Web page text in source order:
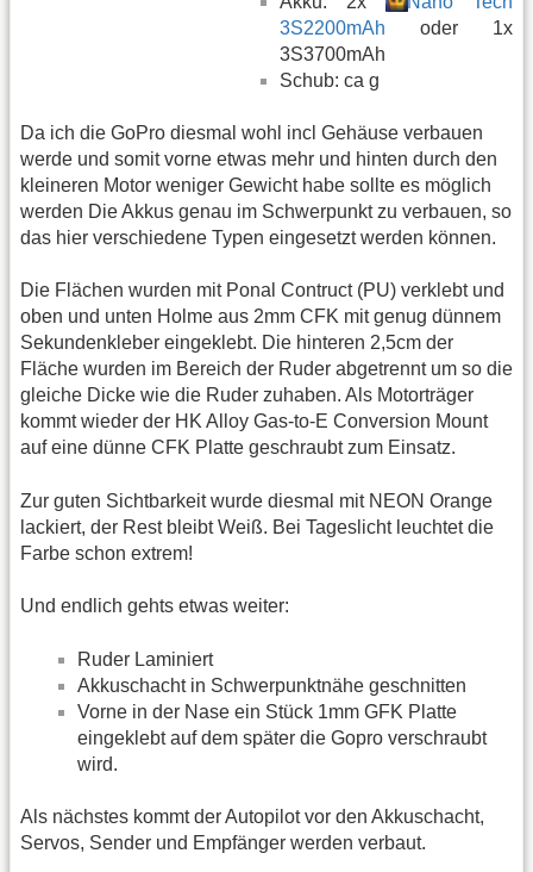
3S2200mAh oder 1x
3S3700mAh
Schub: ca g
Da ich die GoPro diesmal wohl incl Gehäuse verbauen
werde und somit vorne etwas mehr und hinten durch den
kleineren Motor weniger Gewicht habe sollte es möglich
werden Die Akkus genau im Schwerpunkt zu verbauen, so
das hier verschiedene Typen eingesetzt werden können.
Die Flächen wurden mit Ponal Contruct (PU) verklebt und
oben und unten Holme aus 2mm CFK mit genug dünnem
Sekundenkleber eingeklebt. Die hinteren 2,5cm der
Fläche wurden im Bereich der Ruder abgetrennt um so die
gleiche Dicke wie die Ruder zuhaben. Als Motorträger
kommt wieder der HK Alloy Gas-to-E Conversion Mount
auf eine dünne CFK Platte geschraubt zum Einsatz.
Zur guten Sichtbarkeit wurde diesmal mit NEON Orange
lackiert, der Rest bleibt Weiß. Bei Tageslicht leuchtet die
Farbe schon extrem!
Und endlich gehts etwas weiter:
Ruder Laminiert
Akkuschacht in Schwerpunktnähe geschnitten
Vorne in der Nase ein Stück 1mm GFK Platte
eingeklebt auf dem später die Gopro verschraubt
wird.
Als nächstes kommt der Autopilot vor den Akkuschacht,
Servos, Sender und Empfänger werden verbaut.